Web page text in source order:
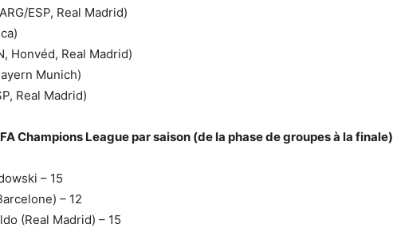
ESP, Real Madrid)
Honvéd, Real Madrid)
Munich)
Real Madrid)
Champions League par saison (de la phase de groupes à la finale)
– 15
– 12
(Real Madrid) – 15